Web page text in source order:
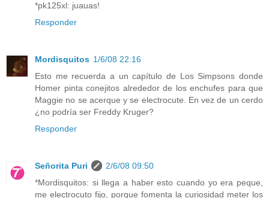
*pk125xl: juauas!
Responder
Mordisquitos 1/6/08 22:16
Esto me recuerda a un capítulo de Los Simpsons donde
Homer pinta conejitos alrededor de los enchufes para que
Maggie no se acerque y se electrocute. En vez de un cerdo
¿no podría ser Freddy Kruger?
Responder
Señorita Puri
2/6/08 09:50
*Mordisquitos: si llega a haber esto cuando yo era peque,
me electrocuto fijo, porque fomenta la curiosidad meter los